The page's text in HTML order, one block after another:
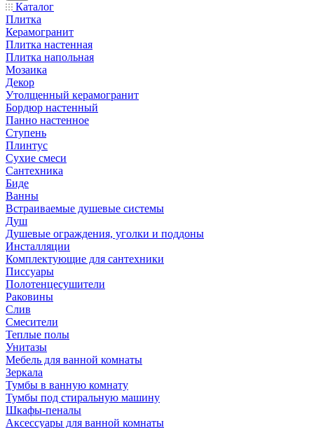
Каталог
Плитка
Керамогранит
Плитка настенная
Плитка напольная
Мозаика
Декор
Утолщенный керамогранит
Бордюр настенный
Панно настенное
Ступень
Плинтус
Сухие смеси
Сантехника
Биде
Ванны
Встраиваемые душевые системы
Душ
Душевые ограждения, уголки и поддоны
Инсталляции
Комплектующие для сантехники
Писсуары
Полотенцесушители
Раковины
Слив
Смесители
Теплые полы
Унитазы
Мебель для ванной комнаты
Зеркала
Тумбы в ванную комнату
Тумбы под стиральную машину
Шкафы-пеналы
Аксессуары для ванной комнаты